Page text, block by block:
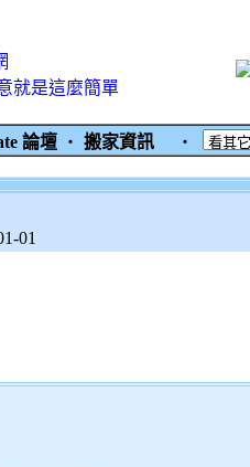
就是這麼簡單
論壇 ‧ 搬家資訊 ‧
01